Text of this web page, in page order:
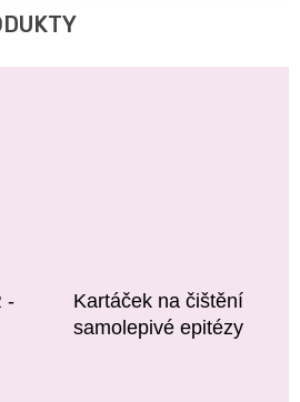
-
Kartáček na čištění
samolepivé epitézy